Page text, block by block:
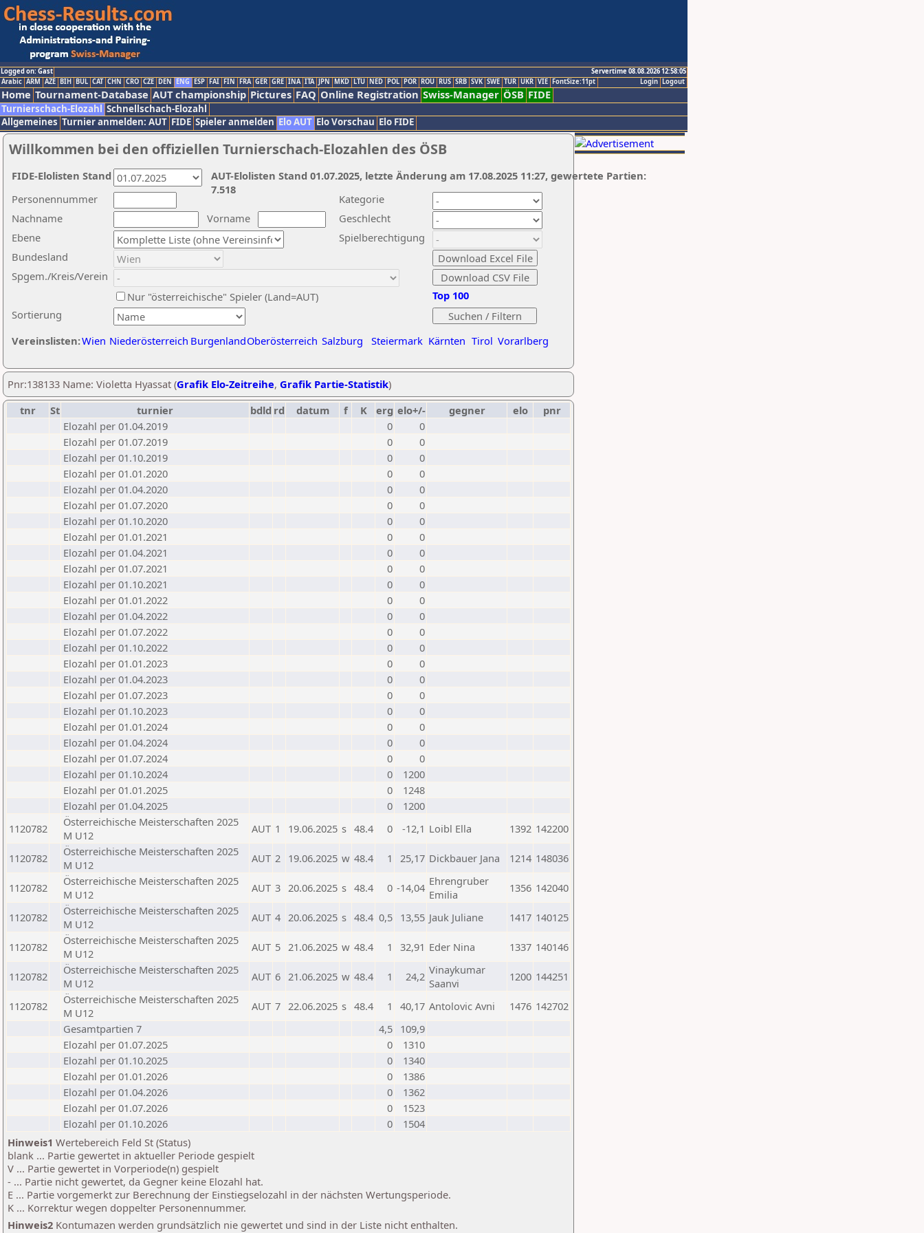
Logged on: Gast
Servertime 08.08.2026 12:58:05
Logout
Login
Arabic ARM AZE BIH BUL CAT CHN CRO CZE DEN ENG ESP FAI FIN FRA GER GRE INA ITA JPN MKD LTU NED POL POR ROU RUS SRB SVK SWE TUR UKR VIE FontSize:11pt
Home Tournament-Database AUT championship Pictures FAQ Online Registration Swiss-Manager ÖSB FIDE
Turnierschach-Elozahl Schnellschach-Elozahl
Allgemeines Turnier anmelden: AUT FIDE Spieler anmelden Elo AUT Elo Vorschau Elo FIDE
Willkommen bei den offiziellen Turnierschach-Elozahlen des ÖSB
Nachname
Vorname
Ebene
Kategorie
Sortierung
Personennummer
Bundesland
Spgem./Kreis/Verein
Geschlecht
Nur "österreichische" Spieler (Land=AUT)
Spielberechtigung
Vereinslisten:Wien Niederösterreich BurgenlandOberösterreich Salzburg Steiermark Kärnten Tirol Vorarlberg
Top 100
AUT-Elolisten Stand 01.07.2025, letzte Änderung am 17.08.2025 11:27, gewertete Partien:
7.518
FIDE-Elolisten Stand
Pnr:138133 Name: Violetta Hyassat (Grafik Elo-Zeitreihe, Grafik Partie-Statistik)
tnr
St turnier bdld rd datum f K erg elo+/- gegner elo
pnr
Elozahl per 01.04.2019
0
0
Elozahl per 01.07.2019
0
0
Elozahl per 01.10.2019
0
0
Elozahl per 01.01.2020
0
0
Elozahl per 01.04.2020
0
0
Elozahl per 01.07.2020
0
0
Elozahl per 01.10.2020
0
0
Elozahl per 01.01.2021
0
0
Elozahl per 01.04.2021
0
0
Elozahl per 01.07.2021
0
0
Elozahl per 01.10.2021
0
0
Elozahl per 01.01.2022
0
0
Elozahl per 01.04.2022
0
0
Elozahl per 01.07.2022
0
0
Elozahl per 01.10.2022
0
0
Elozahl per 01.01.2023
0
0
Elozahl per 01.04.2023
0
0
Elozahl per 01.07.2023
0
0
Elozahl per 01.10.2023
0
0
Elozahl per 01.01.2024
0
0
Elozahl per 01.04.2024
0
0
Elozahl per 01.07.2024
0
0
Elozahl per 01.10.2024
0
1200
Elozahl per 01.01.2025
0
1248
Elozahl per 01.04.2025
0
1200
1120782
Österreichische Meisterschaften 2025
M U12
AUT 1 19.06.2025 s 48.4 0 -12,1 Loibl Ella 1392 142200
1120782
Österreichische Meisterschaften 2025
M U12
AUT 2 19.06.2025 w 48.4 1 25,17 Dickbauer Jana 1214 148036
1120782
Österreichische Meisterschaften 2025
M U12
AUT 3 20.06.2025 s 48.4 0 -14,04 Ehrengruber
Emilia
1356 142040
1120782
Österreichische Meisterschaften 2025
M U12
AUT 4 20.06.2025 s 48.4 0,5 13,55 Jauk Juliane 1417 140125
1120782
Österreichische Meisterschaften 2025
M U12
AUT 5 21.06.2025 w 48.4 1 32,91 Eder Nina 1337 140146
1120782
Österreichische Meisterschaften 2025
M U12
AUT 6 21.06.2025 w 48.4 1 24,2 Vinaykumar
Saanvi
1200 144251
1120782
Österreichische Meisterschaften 2025
M U12
AUT 7 22.06.2025 s 48.4 1 40,17 Antolovic Avni 1476 142702
Gesamtpartien 7
4,5 109,9
Elozahl per 01.07.2025
0
1310
Elozahl per 01.10.2025
0
1340
Elozahl per 01.01.2026
0
1386
Elozahl per 01.04.2026
0
1362
Elozahl per 01.07.2026
0
1523
Elozahl per 01.10.2026
0
1504
Hinweis1 Wertebereich Feld St (Status)
blank ... Partie gewertet in aktueller Periode gespielt
V ... Partie gewertet in Vorperiode(n) gespielt
- ... Partie nicht gewertet, da Gegner keine Elozahl hat.
E ... Partie vorgemerkt zur Berechnung der Einstiegselozahl in der nächsten Wertungsperiode.
K ... Korrektur wegen doppelter Personennummer.
Hinweis2 Kontumazen werden grundsätzlich nie gewertet und sind in der Liste nicht enthalten.